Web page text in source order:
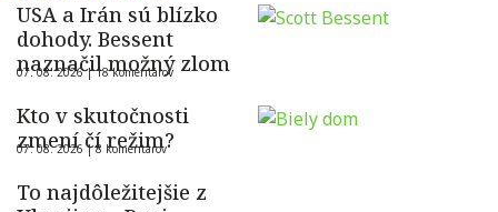
USA a Irán sú blízko
dohody. Bessent
naznačil možný zlom
07. 08. 2026 |18 komentárov
Kto v skutočnosti
zmení čí režim?
07. 08. 2026 |8 komentárov
To najdôležitejšie z